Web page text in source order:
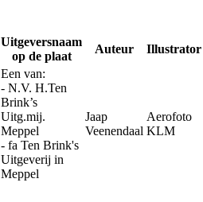
Uitgeversnaam
op de plaat
Auteur Illustrator
Een van:
- N.V. H.Ten
Brink’s
Uitg.mij.
Meppel
- fa Ten Brink's
Uitgeverij in
Meppel
Jaap
Veenendaal
Aerofoto
KLM